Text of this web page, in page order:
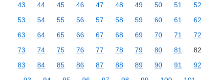
43
44 45 46 47 48 49 50 51
52
53
54 55 56 57 58 59 60 61
62
63
64 65 66 67 68 69 70 71
72
73
74 75 76 77 78 79 80 81
82
83
84 85 86 87 88 89 90 91
92